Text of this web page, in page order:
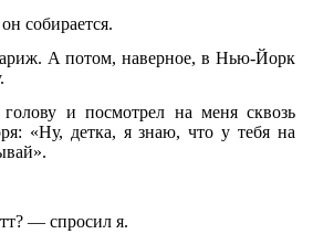
собирается.
А потом, наверное, в Нью-Йорк
и посмотрел на меня сквозь
«Ну, детка, я знаю, что у тебя на
— спросил я.